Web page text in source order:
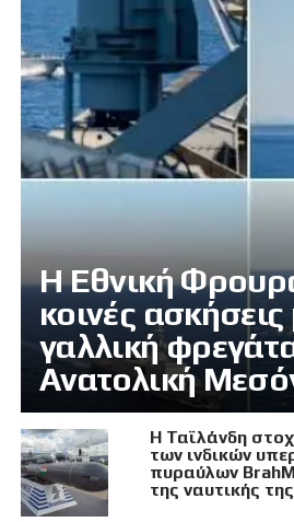
Η Εθνική
κοινές ασκήσεις
γαλλική
Ανατολική
Η Ταϊλάνδη
των ινδικών
πυραύλων
της ναυτικής